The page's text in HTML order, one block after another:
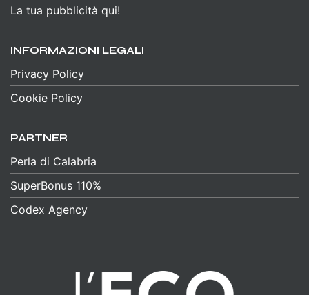
La tua pubblicità qui!
INFORMAZIONI LEGALI
Privacy Policy
Cookie Policy
PARTNER
Perla di Calabria
SuperBonus 110%
Codex Agency